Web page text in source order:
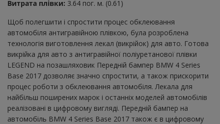
Витрата плівки: 3.64 пог. м. (0.61)
Щоб полегшити і спростити процес обклеювання
автомобіля антигравійною плівкою, була розроблена
технологія виготовлення лекал (викрійок) для авто. Готова
викрійка для авто з антигравійної поліуретанової плівки
LEGEND на позашляховик Передній бампер BMW 4 Series
Base 2017 дозволяє значно спростити, а також прискорити
процес роботи з обклеювання автомобіля. Лекала для
найбільш поширених марок і останніх моделей автомобілів
реалізовані в цифровому вигляді. Передній бампер на
автомобіль BMW 4 Series Base 2017 також є в цифровому